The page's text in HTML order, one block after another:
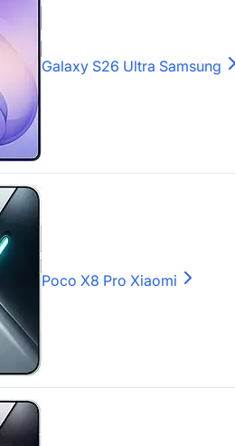
Galaxy S26 Ultra Samsung
Poco X8 Pro Xiaomi